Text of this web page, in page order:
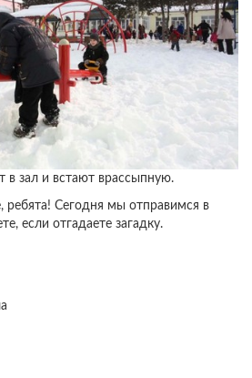
в зал и встают врассыпную.
ребята! Сегодня мы отправимся в
если отгадаете загадку.